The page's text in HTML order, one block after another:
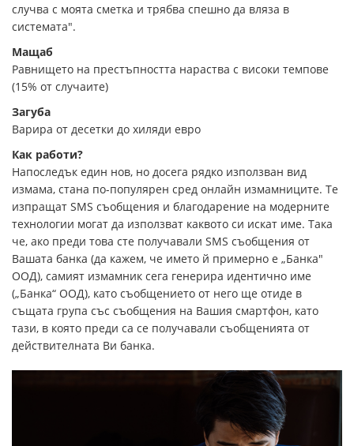
случва с моята сметка и трябва спешно да вляза в
системата".
Мащаб
Равнището на престъпността нараства с високи темпове
(15% от случаите)
Загуба
Варира от десетки до хиляди евро
Как работи?
Напоследък един нов, но досега рядко използван вид
измама, стана по-популярен сред онлайн измамниците. Те
изпращат SMS съобщения и благодарение на модерните
технологии могат да използват каквото си искат име. Така
че, ако преди това сте получавали SMS съобщения от
Вашата банка (да кажем, че името й примерно е „Банка"
ООД), самият измамник сега генерира идентично име
(„Банка“ ООД), като съобщението от него ще отиде в
същата група със съобщения на Вашия смартфон, като
тази, в която преди са се получавали съобщенията от
действителната Ви банка.